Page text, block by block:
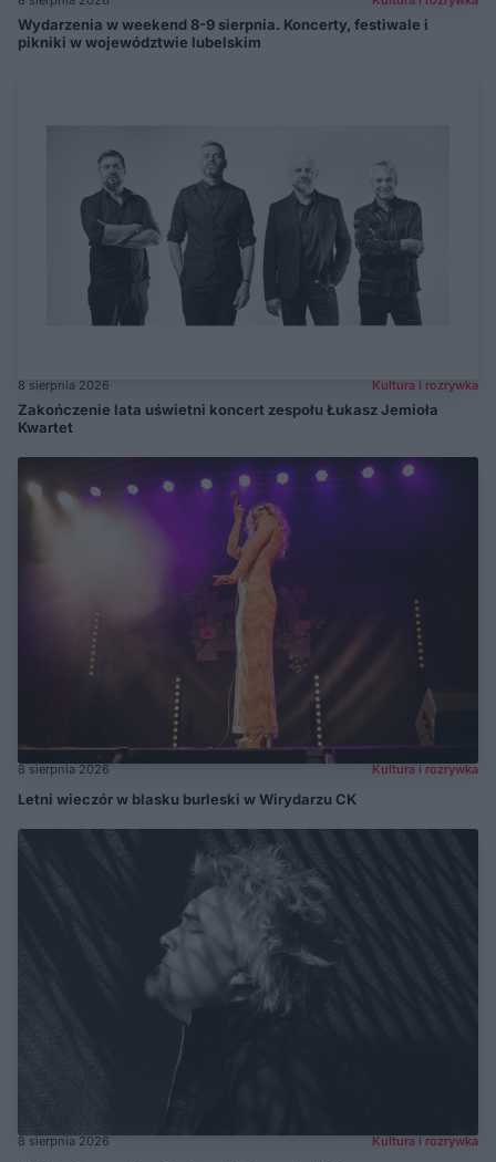
Wydarzenia w weekend 8-9 sierpnia. Koncerty, festiwale i
pikniki w województwie lubelskim
8 sierpnia 2026 Kultura i rozrywka
Zakończenie lata uświetni koncert zespołu Łukasz Jemioła
Kwartet
8 sierpnia 2026 Kultura i rozrywka
Letni wieczór w blasku burleski w Wirydarzu CK
8 sierpnia 2026 Kultura i rozrywka